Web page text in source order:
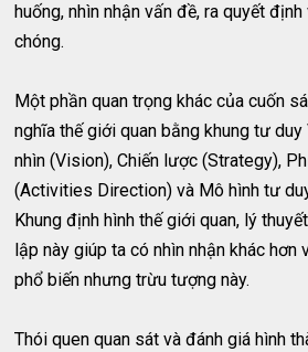
huống, nhìn nhận vấn đề, ra quyết
chóng.
Một phần quan trọng khác của cuốn
nghĩa thế giới quan bằng khung tư
nhìn (Vision), Chiến lược (Strategy),
(Activities Direction) và Mô hình tư
Khung định hình thế giới quan, lý
lập này giúp ta có nhìn nhận khác hơn
phổ biến nhưng trừu tượng này.
Thói quen quan sát và đánh giá hình